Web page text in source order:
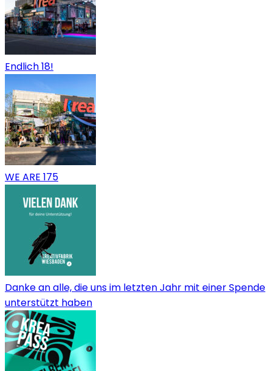
Endlich 18!
WE ARE 175
Danke an alle, die uns im letzten Jahr mit einer Spende
unterstützt haben